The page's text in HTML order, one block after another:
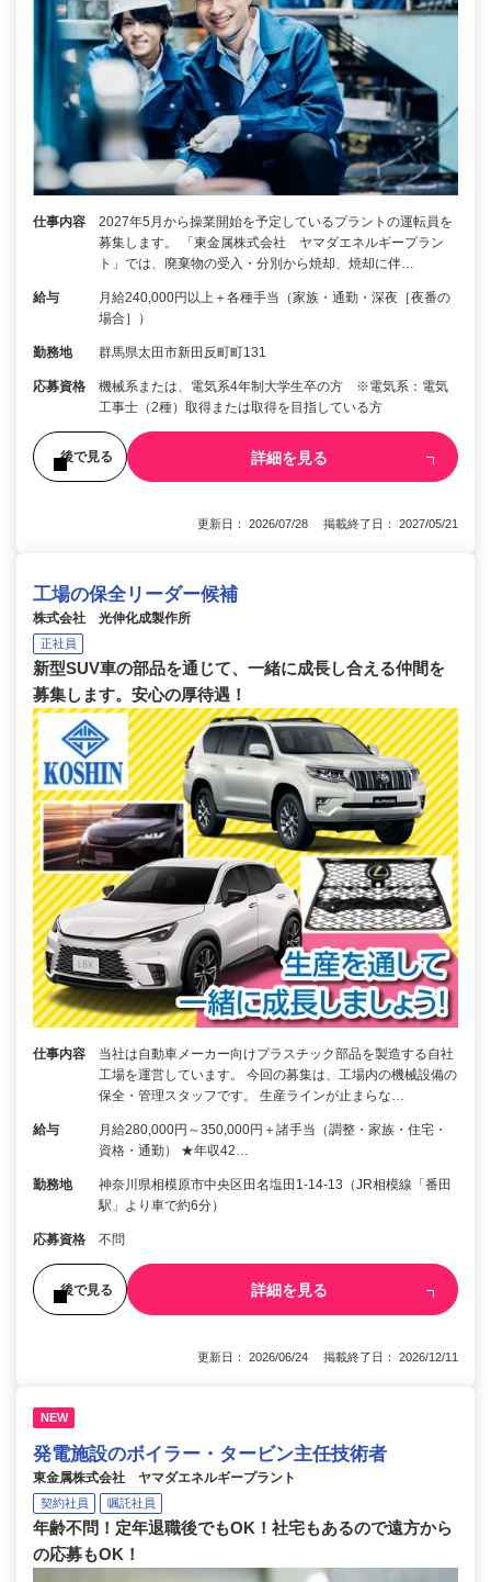
仕事内容
2027年5月から操業開始を予定しているプラントの運転員を
募集します。 「東金属株式会社 ヤマダエネルギープラン
ト」では、廃棄物の受入・分別から焼却、焼却に伴…
給与
月給240,000円以上＋各種手当（家族・通勤・深夜［夜番の
場合］）
勤務地 群馬県太田市新田反町町131
応募資格
機械系または、電気系4年制大学生卒の方 ※電気系：電気
工事士（2種）取得または取得を目指している方
後で見る 詳細を見る
更新日： 2026/07/28 掲載終了日： 2027/05/21
工場の保全リーダー候補
株式会社 光伸化成製作所
正社員
新型SUV車の部品を通じて、一緒に成長し合える仲間を
募集します。安心の厚待遇！
仕事内容
当社は自動車メーカー向けプラスチック部品を製造する自社
工場を運営しています。 今回の募集は、工場内の機械設備の
保全・管理スタッフです。 生産ラインが止まらな…
給与
月給280,000円～350,000円＋諸手当（調整・家族・住宅・
資格・通勤） ★年収42…
勤務地
神奈川県相模原市中央区田名塩田1-14-13（JR相模線「番田
駅」より車で約6分）
応募資格 不問
後で見る 詳細を見る
更新日： 2026/06/24 掲載終了日： 2026/12/11
NEW
発電施設のボイラー・タービン主任技術者
東金属株式会社 ヤマダエネルギープラント
契約社員 嘱託社員
年齢不問！定年退職後でもOK！社宅もあるので遠方から
の応募もOK！